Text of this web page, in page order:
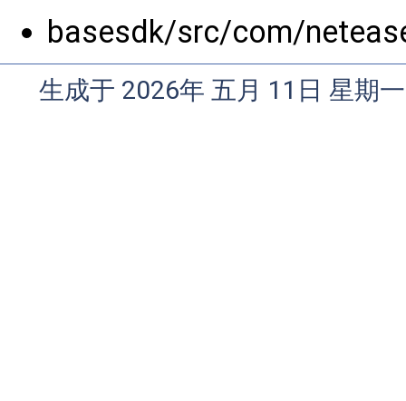
basesdk/src/com/
生成于 2026年 五月 11日 星期